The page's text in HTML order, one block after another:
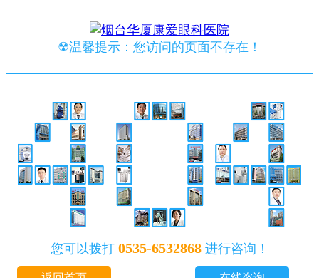
☢温馨提示：您访问的页面不存在！
您可以拨打 0535-6532868进行咨询！